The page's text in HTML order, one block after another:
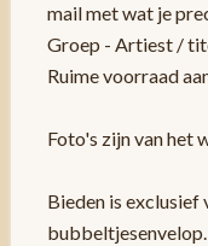
mail met wat je
Groep - Artiest /
Ruime voorraad
Foto's zijn van het
Bieden is
bubbeltjesenvelop.